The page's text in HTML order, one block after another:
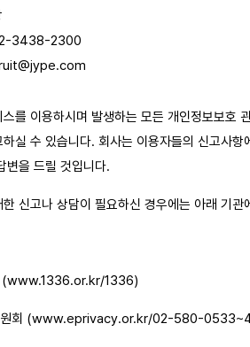
3438-2300
를 이용하시며 발생하는 모든 개인정보보호
실 수 있습니다. 회사는 이용자들의 신고사항
변을 드릴 것입니다.
신고나 상담이 필요하신 경우에는 아래 기관
(www.1336.or.kr/1336)
원회 (www.eprivacy.or.kr/02-580-